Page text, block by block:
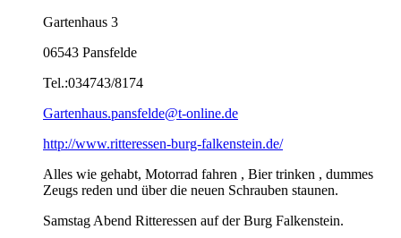
Gartenhaus 3
06543 Pansfelde
Tel.:034743/8174
Gartenhaus.pansfelde@t-online.de
http://www.ritteressen-burg-falkenstein.de/
Alles wie gehabt, Motorrad fahren , Bier trinken , dummes
Zeugs reden und über die neuen Schrauben staunen.
Samstag Abend Ritteressen auf der Burg Falkenstein.